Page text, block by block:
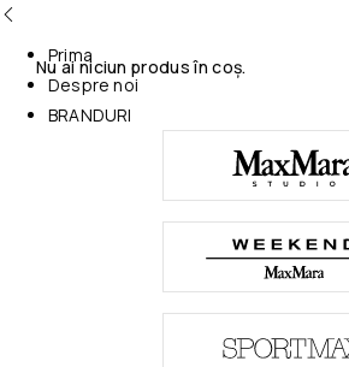
Nu ai niciun produs în coș.
Prima
Despre noi
BRANDURI